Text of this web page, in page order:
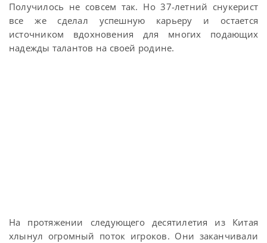
Получилось не совсем так. Но 37-летний снукерист
все же сделал успешную карьеру и остается
источником вдохновения для многих подающих
надежды талантов на своей родине.
На протяжении следующего десятилетия из Китая
хлынул огромный поток игроков. Они заканчивали